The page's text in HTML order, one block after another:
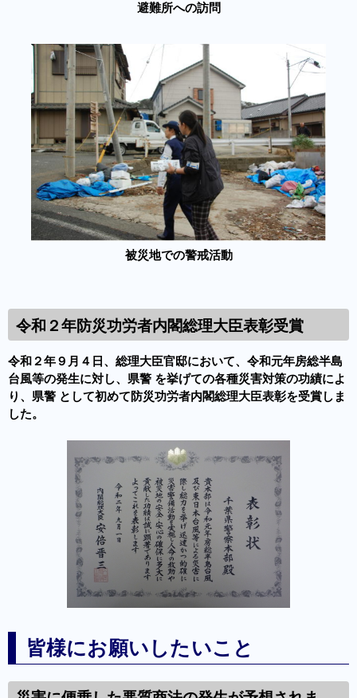
避難所への訪問
被災地での警戒活動
令和２年防災功労者内閣総理大臣表彰受賞
令和２年９月４日、総理大臣官邸において、令和元年房総半島
台風等の発生に対し、県警 を挙げての各種災害対策の功績によ
り、県警 として初めて防災功労者内閣総理大臣表彰を受賞しま
した。
皆様にお願いしたいこと